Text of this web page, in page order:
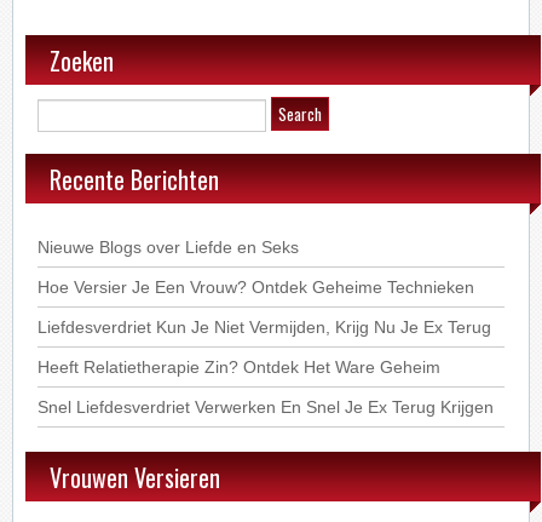
Zoeken
Recente Berichten
Nieuwe Blogs over Liefde en Seks
Hoe Versier Je Een Vrouw? Ontdek Geheime Technieken
Liefdesverdriet Kun Je Niet Vermijden, Krijg Nu Je Ex Terug
Heeft Relatietherapie Zin? Ontdek Het Ware Geheim
Snel Liefdesverdriet Verwerken En Snel Je Ex Terug Krijgen
Vrouwen Versieren